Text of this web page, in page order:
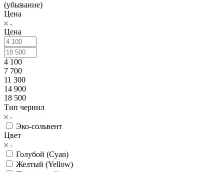
(убывание)
Цена
Цена
4 100
7 700
11 300
14 900
18 500
Тип чернил
Эко-сольвент
Цвет
Голубой (Cyan)
Желтый (Yellow)